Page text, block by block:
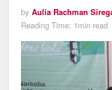
by Aulia Rachman
Reading Time: 1min read